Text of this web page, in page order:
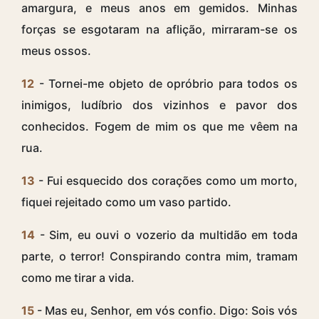
amargura, e meus anos em gemidos. Minhas
forças se esgotaram na aflição, mirraram-se os
meus ossos.
12 - Tornei-me objeto de opróbrio para todos os
inimigos, ludíbrio dos vizinhos e pavor dos
conhecidos. Fogem de mim os que me vêem na
rua.
13 - Fui esquecido dos corações como um morto,
fiquei rejeitado como um vaso partido.
14 - Sim, eu ouvi o vozerio da multidão em toda
parte, o terror! Conspirando contra mim, tramam
como me tirar a vida.
15 - Mas eu, Senhor, em vós confio. Digo: Sois vós